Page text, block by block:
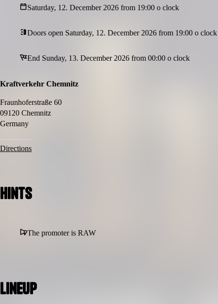
Erziehungsberechtigten mit. Ohne diese Dokumente ist kein Einlass
online möglich. Bitte schreib uns daher eine E-Mail an
Saturday, 12. December 2026 from 19:00 o clock
Doors open Saturday, 12. December 2026 from 19:00 o clock
End Sunday, 13. December 2026 from 00:00 o clock
Kraftverkehr Chemnitz
Fraunhoferstraße 60
09120 Chemnitz
Germany
Directions
Hints
The promoter is RAW
Lineup